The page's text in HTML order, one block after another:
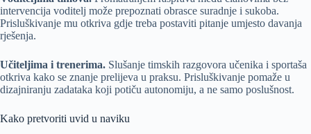
intervencija voditelj može prepoznati obrasce suradnje i sukoba.
Prisluškivanje mu otkriva gdje treba postaviti pitanje umjesto davanja
rješenja.
Učiteljima i trenerima. Slušanje timskih razgovora učenika i sportaša
otkriva kako se znanje prelijeva u praksu. Prisluškivanje pomaže u
dizajniranju zadataka koji potiču autonomiju, a ne samo poslušnost.
Kako pretvoriti uvid u naviku